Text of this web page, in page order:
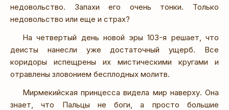
недовольство. Запахи его очень тонки. Только
недовольство или еще и страх?
На четвертый день новой эры 103-я решает, что
деисты нанесли уже достаточный ущерб. Все
коридоры испещрены их мистическими кругами и
отравлены зловонием бесплодных молитв.
Мирмекийская принцесса видела мир наверху. Она
знает, что Пальцы не боги, а просто большие